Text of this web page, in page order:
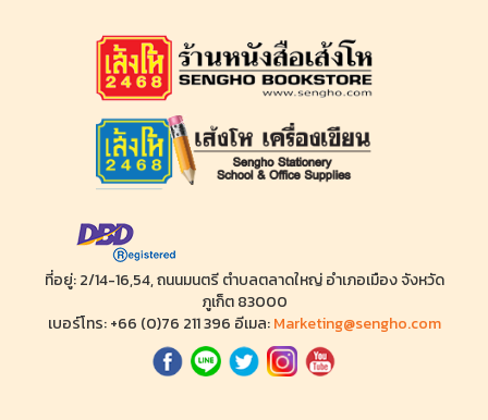
ที่อยู่: 2/14-16,54, ถนนมนตรี ตำบลตลาดใหญ่ อำเภอเมือง จังหวัด
ภูเก็ต 83000
เบอร์โทร: +66 (0)76 211 396 อีเมล:Marketing@sengho.com